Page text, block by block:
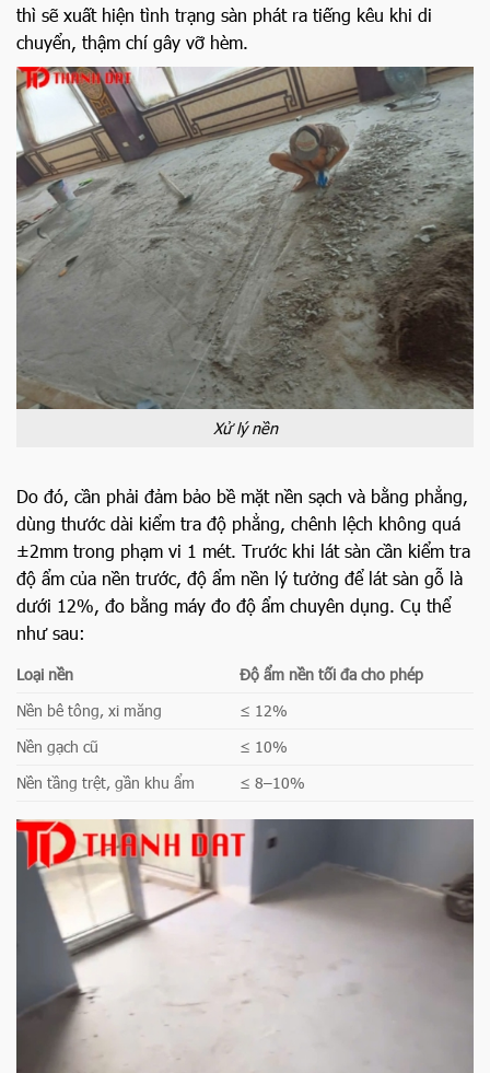
thì sẽ xuất hiện tình trạng sàn phát ra tiếng kêu khi di
chuyển, thậm chí gây vỡ hèm.
Xử lý nền
Do đó, cần phải đảm bảo bề mặt nền sạch và bằng phẳng,
dùng thước dài kiểm tra độ phẳng, chênh lệch không quá
±2mm trong phạm vi 1 mét. Trước khi lát sàn cần kiểm tra
độ ẩm của nền trước, độ ẩm nền lý tưởng để lát sàn gỗ là
dưới 12%, đo bằng máy đo độ ẩm chuyên dụng. Cụ thể
như sau:
Loại nền
Độ ẩm nền tối đa cho phép
Nền bê tông, xi măng
≤ 12%
Nền gạch cũ
≤ 10%
Nền tầng trệt, gần khu ẩm
≤ 8–10%